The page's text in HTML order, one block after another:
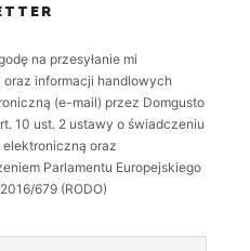
na przesyłanie mi
oraz informacji handlowych
(e-mail) przez Domgusto
10 ust. 2 ustawy o świadczeniu
elektroniczną oraz
Parlamentu Europejskiego
679 (RODO)